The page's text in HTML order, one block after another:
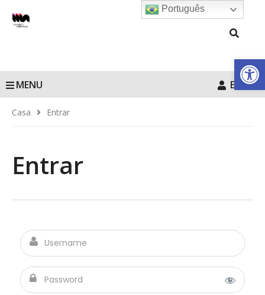
Barra de
MENU Entrar
Casa Entrar
Entrar
Português